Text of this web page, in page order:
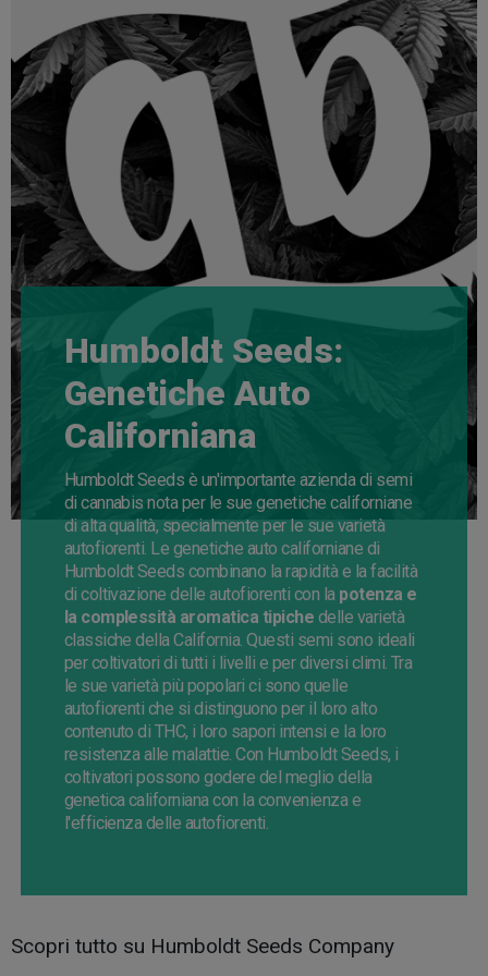
Humboldt Seeds:
Genetiche Auto
Californiana
Humboldt Seeds è un'importante azienda di semi
di cannabis nota per le sue genetiche californiane
di alta qualità, specialmente per le sue varietà
autofiorenti. Le genetiche auto californiane di
Humboldt Seeds combinano la rapidità e la facilità
di coltivazione delle autofiorenti con la potenza e
la complessità aromatica tipiche delle varietà
classiche della California. Questi semi sono ideali
per coltivatori di tutti i livelli e per diversi climi. Tra
le sue varietà più popolari ci sono quelle
autofiorenti che si distinguono per il loro alto
contenuto di THC, i loro sapori intensi e la loro
resistenza alle malattie. Con Humboldt Seeds, i
coltivatori possono godere del meglio della
genetica californiana con la convenienza e
l'efficienza delle autofiorenti.
Scopri tutto su Humboldt Seeds Company